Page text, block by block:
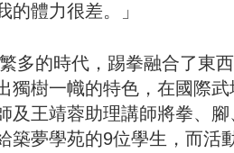
的體力很差。」
多的時代，踢拳融合了東
獨樹一幟的特色，在國際
及王靖蓉助理講師將拳、
築夢學苑的9位學生，而活